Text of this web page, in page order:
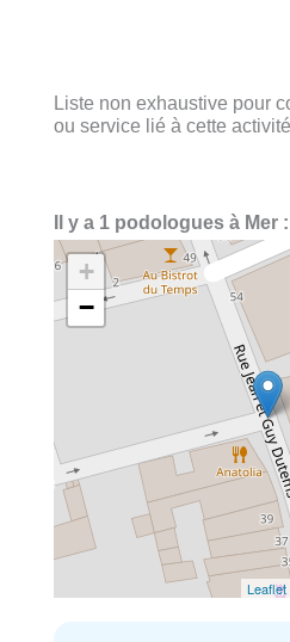
Liste non exhaustive pour
ou service lié à cette
Il y a 1 podologues à Mer :
+
−
Leaflet